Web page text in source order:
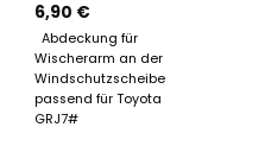
6,90 €
Abdeckung für
Wischerarm an der
Windschutzscheibe
passend für Toyota
GRJ7#